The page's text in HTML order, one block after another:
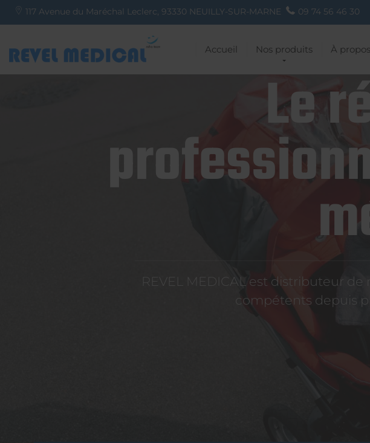
117 Avenue du Maréchal Leclerc, 93330 NEUILLY-SUR-MARNE 09 74 56 46 30
Accueil Nos produits À propos
Le
REVEL MEDICAL est distributeur
compétents depuis